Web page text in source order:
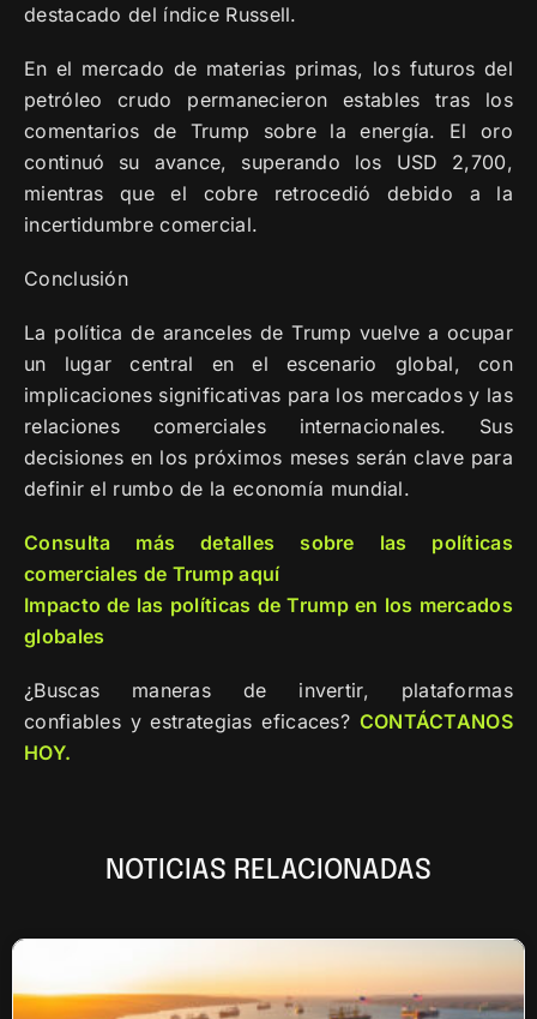
destacado del índice Russell.
En el mercado de materias primas, los futuros del
petróleo crudo permanecieron estables tras los
comentarios de Trump sobre la energía. El oro
continuó su avance, superando los USD 2,700,
mientras que el cobre retrocedió debido a la
incertidumbre comercial.
Conclusión
La política de aranceles de Trump vuelve a ocupar
un lugar central en el escenario global, con
implicaciones significativas para los mercados y las
relaciones comerciales internacionales. Sus
decisiones en los próximos meses serán clave para
definir el rumbo de la economía mundial.
Consulta más detalles sobre las políticas
comerciales de Trump aquí
Impacto de las políticas de Trump en los mercados
globales
¿Buscas maneras de invertir, plataformas
confiables y estrategias eficaces? CONTÁCTANOS
HOY.
NOTICIAS RELACIONADAS